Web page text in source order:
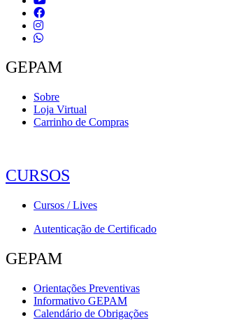
GEPAM
Sobre
Loja Virtual
Carrinho de Compras
CURSOS
Cursos / Lives
Autenticação de Certificado
GEPAM
Orientações Preventivas
Informativo GEPAM
Calendário de Obrigações